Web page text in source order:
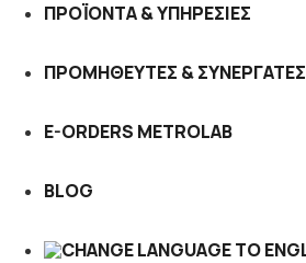
ΠΡΟΪΟΝΤΑ & ΥΠΗΡΕΣΙΕΣ
ΠΡΟΜΗΘΕΥΤΕΣ & ΣΥΝΕΡΓΑΤΕΣ
E-ORDERS METROLAB
BLOG